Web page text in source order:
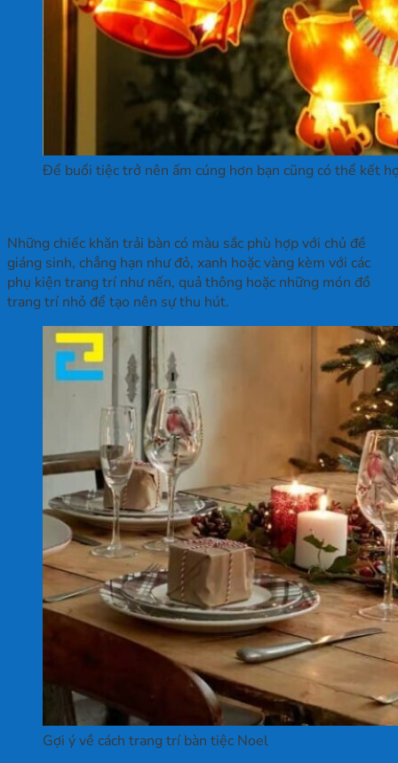
Để buổi tiệc trở nên ấm cúng hơn bạn cũng có thể kết
Những chiếc khăn trải bàn có màu sắc phù hợp với chủ đề
giáng sinh, chẳng hạn như đỏ, xanh hoặc vàng kèm với các
phụ kiện trang trí như nến, quả thông hoặc những món đồ
trang trí nhỏ để tạo nên sự thu hút.
Gợi ý về cách trang trí bàn tiệc Noel